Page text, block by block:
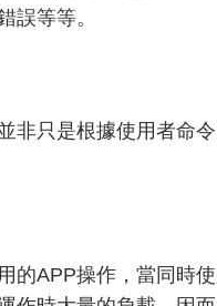
誤等等。
非只是根據使用者命
的APP操作，當同時